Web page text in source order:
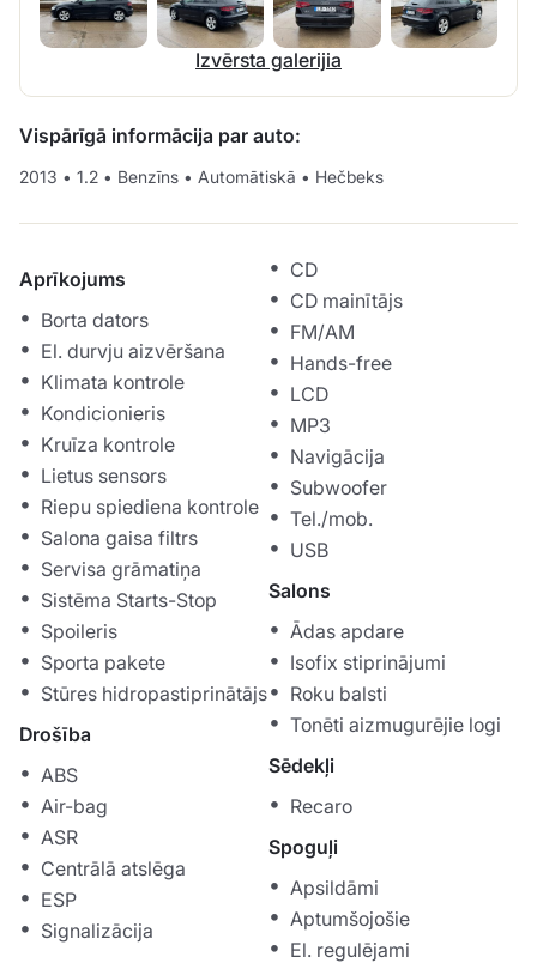
Izvērsta galerijia
Vispārīgā informācija par auto:
2013 • 1.2 • Benzīns • Automātiskā • Hečbeks
Aprīkojums
Borta dators
El. durvju aizvēršana
Klimata kontrole
Kondicionieris
Kruīza kontrole
Lietus sensors
Riepu spiediena kontrole
Salona gaisa filtrs
Servisa grāmatiņa
Sistēma Starts-Stop
Spoileris
Sporta pakete
Stūres hidropastiprinātājs
Drošība
ABS
Air-bag
ASR
Centrālā atslēga
ESP
Signalizācija
CD
CD mainītājs
FM/AM
Hands-free
LCD
MP3
Navigācija
Subwoofer
Tel./mob.
USB
Salons
Ādas apdare
Isofix stiprinājumi
Roku balsti
Tonēti aizmugurējie logi
Sēdekļi
Recaro
Spoguļi
Apsildāmi
Aptumšojošie
El. regulējami